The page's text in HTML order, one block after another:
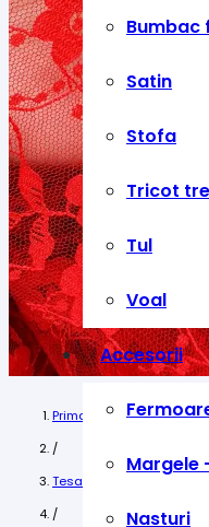
Bumbac
Satin
Stofa
Tricot
Tul
Voal
Accesorii
Margele
Nasturi
Prima pagină
/
Tesaturi
/